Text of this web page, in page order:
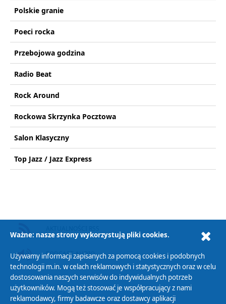
Polskie granie
Poeci rocka
Przebojowa godzina
Radio Beat
Rock Around
Rockowa Skrzynka Pocztowa
Salon Klasyczny
Top Jazz / Jazz Express
PODCAST AUDIO
Ważne: nasze strony wykorzystują pliki cookies.
Używamy informacji zapisanych za pomocą cookies i podobnych
technologii m.in. w celach reklamowych i statystycznych oraz w celu
dostosowania naszych serwisów do indywidualnych potrzeb
użytkowników. Mogą też stosować je współpracujący z nami
reklamodawcy, firmy badawcze oraz dostawcy aplikacji